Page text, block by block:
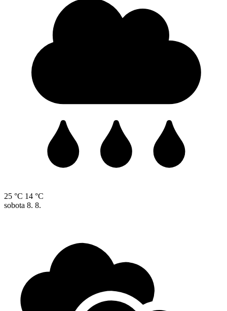
25 °C 14 °C
sobota 8. 8.